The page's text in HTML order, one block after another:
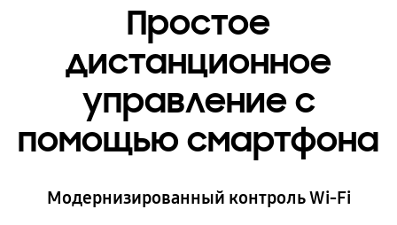
Простое
дистанционное
управление с
помощью смартфона
Модернизированный контроль Wi-Fi